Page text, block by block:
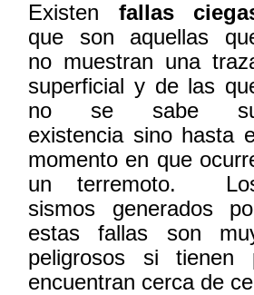
Existen fallas
que son aquellas
no muestran una
superficial y de las
no se sabe
existencia sino hasta
momento en que
un terremoto.
sismos generados
estas fallas son
peligrosos si tienen
encuentran cerca de